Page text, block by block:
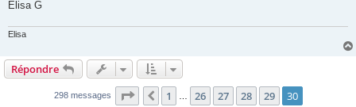
Elisa G
Elisa
Répondre
298 messages Page 30 sur 30
Précédent
1 26 27 28 29 30